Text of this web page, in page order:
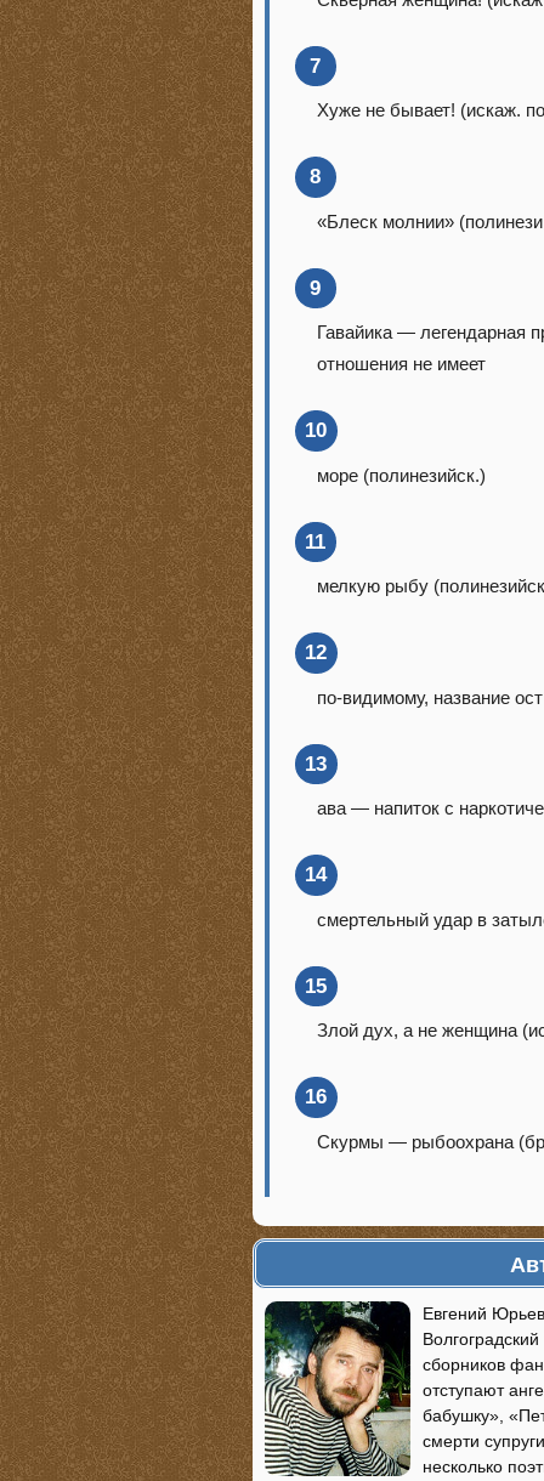
7
Хуже не бывает! (искаж.
8
«Блеск молнии»
9
Гавайика — легендарная
отношения не имеет
10
море (полинезийск.)
11
мелкую рыбу
12
по-видимому, название
13
ава — напиток с
14
смертельный удар в
15
Злой дух, а не женщина
16
Скурмы — рыбоохрана
Евгений
сборников
отступают
бабушку»,
смерти
несколько